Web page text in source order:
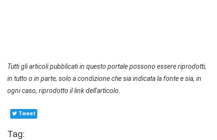
Tutti gli articoli pubblicati in questo portale possono essere riprodotti,
in tutto o in parte, solo a condizione che sia indicata la fonte e sia, in
ogni caso, riprodotto il link dell'articolo.
Tweet
Tag: